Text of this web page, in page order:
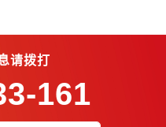
请拨打
161